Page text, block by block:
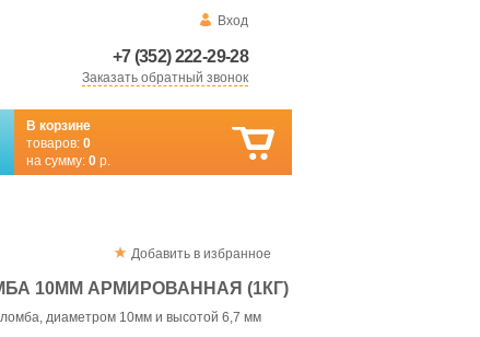
Вход
+7 (352) 222-29-28
Заказать обратный звонок
В корзине
товаров: 0
на сумму: 0 р.
Добавить в избранное
10ММ АРМИРОВАННАЯ (1КГ)
диаметром 10мм и высотой 6,7 мм